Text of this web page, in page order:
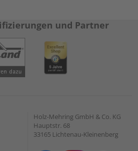
und Partner
Holz-Mehring GmbH & Co. KG
Hauptstr. 68
33165 Lichtenau-Kleinenberg